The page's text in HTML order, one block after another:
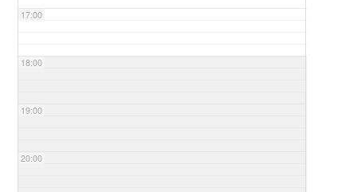
17:00
18:00
19:00
20:00